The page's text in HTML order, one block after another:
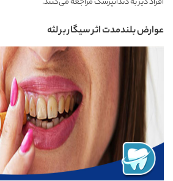
عوارض بلندمدت اثر سیگار بر لثه